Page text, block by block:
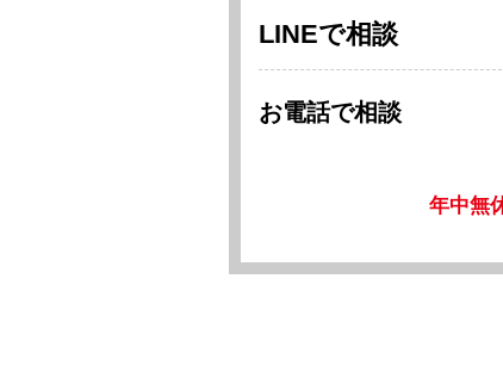
LINEで相談
お電話で相談
年中無